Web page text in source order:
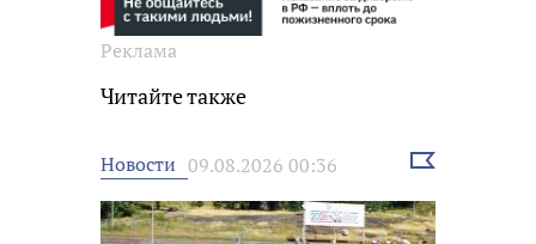
Реклама
Читайте также
Новости 09.08.2026 00:36
Выбрать